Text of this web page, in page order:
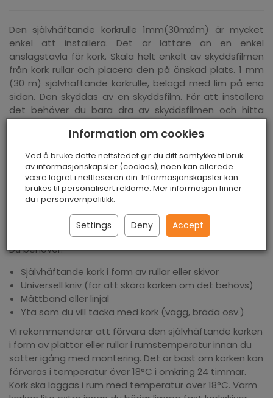
Den självhäftande korkrulle 1mm(30mx1m) är mycket
enkel att installera. Det är lättare än en enkel
anslagstavla för kork. Skala helt enkelt av skyddsfilmen
från kork rullar och placera den på önskad plats. 1 mm
(30 m) självhäftande korkrulle, belagd med lim på ena
sidan. Den skyddas av en skyddsfilm. För att installera
det behöver du bara dra av skyddsfilmen och hitta
fäster omedelbart på ytan.
Montering
Montering av den självhäftande korken är relativt lätt
och användarvänlig.
Du behöver:
Självhäftande kork i form av rullar eller skivor
Universell kniv (för att skära korken om det behövs)
Måttband eller linjal
Yta som du vill täcka med kork (vägg, bräda osv.)
Vi rekommenderar att förvara den självhäftande korken
i form av plattor eller rullar i rumstemperatur innan du
sätter igång med montering. Det är bäst om korken kan
förvaras i temperatur över 18°C i omkring 24 timmar.
Kork ska läggas i rum med temperatur över 18°C. Värm
Information om cookies
Ved å bruke dette nettstedet gir du ditt samtykke til bruk
av informasjonskapsler (cookies); noen kan allerede
være lagret i nettleseren din. Informasjonskapsler kan
brukes til personalisert reklame. Mer informasjon finner
du i personvernpolitikk.
Settings Deny Accept